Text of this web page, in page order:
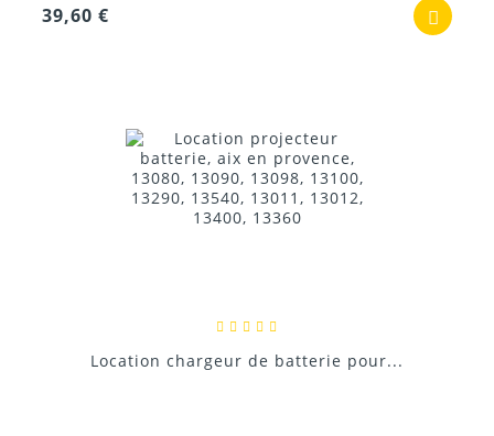
39,60 €
Location chargeur de batterie pour...